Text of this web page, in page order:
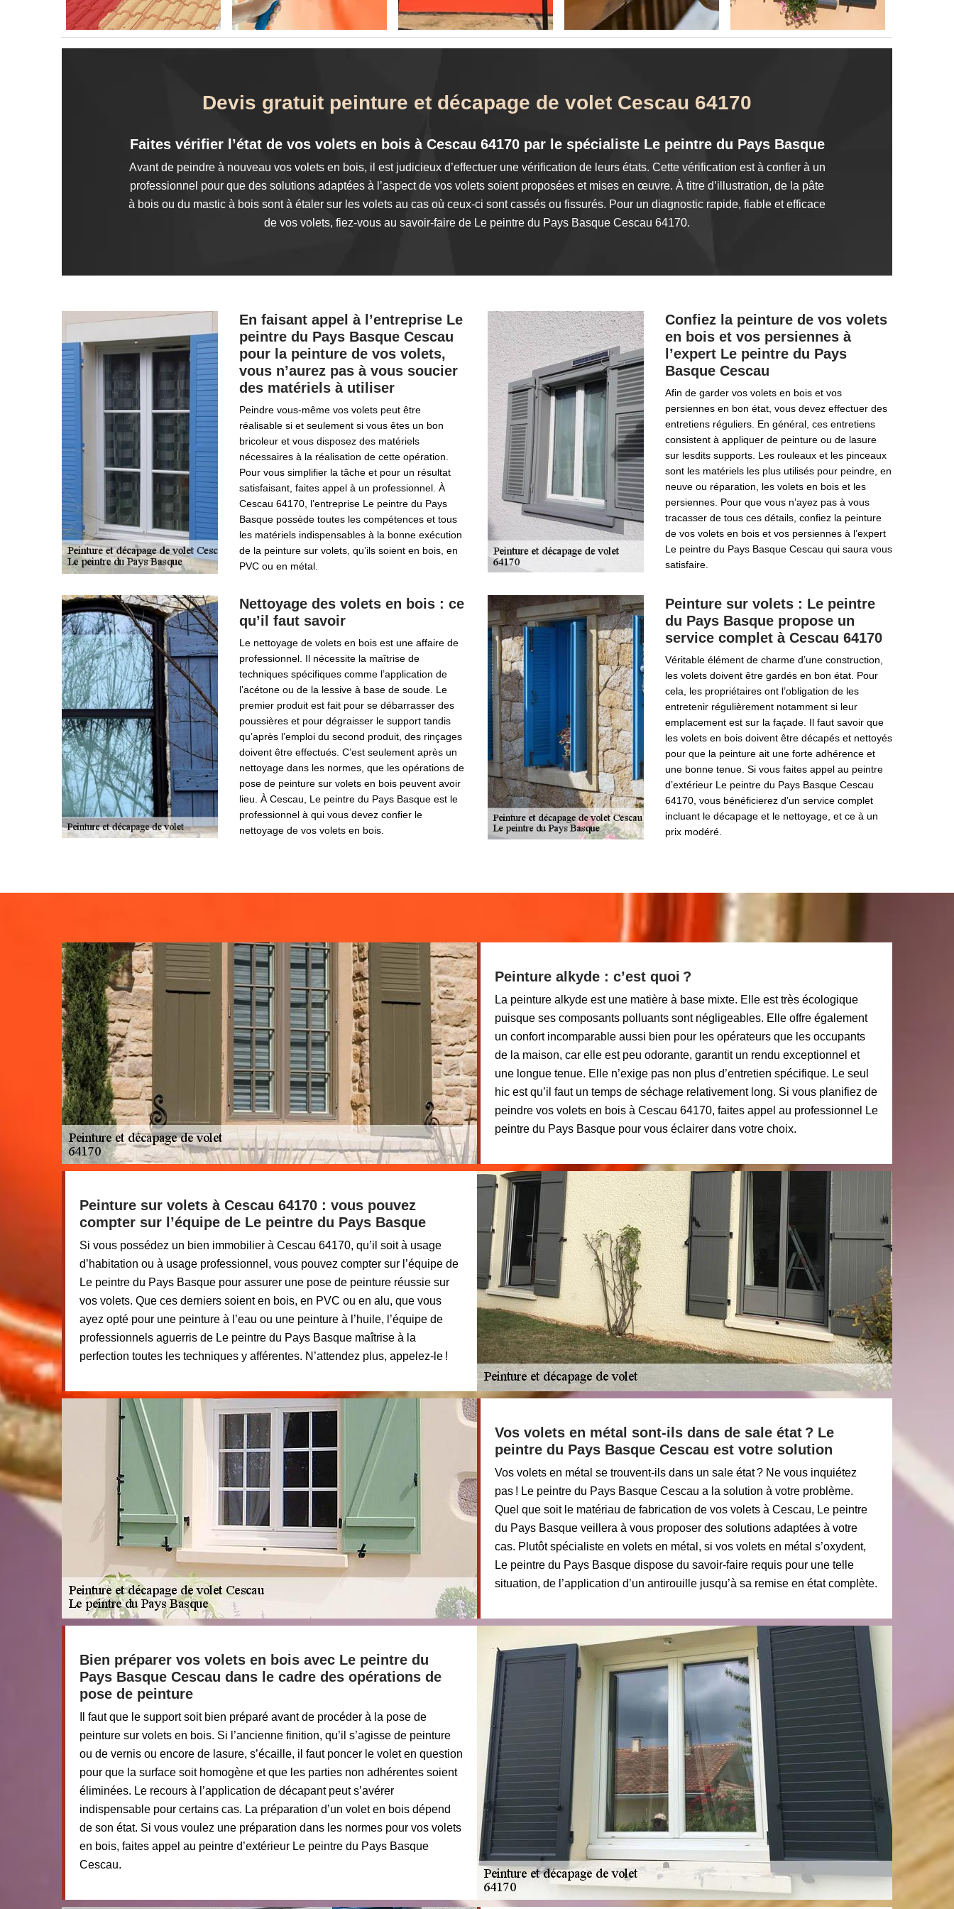
Devis gratuit peinture et décapage de volet Cescau 64170
Faites vérifier l’état de vos volets en bois à Cescau 64170 par le spécialiste Le peintre du Pays Basque
Avant de peindre à nouveau vos volets en bois, il est judicieux d’effectuer une vérification de leurs états. Cette vérification est à confier à un
professionnel pour que des solutions adaptées à l’aspect de vos volets soient proposées et mises en œuvre. À titre d’illustration, de la pâte
à bois ou du mastic à bois sont à étaler sur les volets au cas où ceux-ci sont cassés ou fissurés. Pour un diagnostic rapide, fiable et efficace
de vos volets, fiez-vous au savoir-faire de Le peintre du Pays Basque Cescau 64170.
En faisant appel à l’entreprise Le
peintre du Pays Basque Cescau
pour la peinture de vos volets,
vous n’aurez pas à vous soucier
des matériels à utiliser
Peindre vous-même vos volets peut être
réalisable si et seulement si vous êtes un bon
bricoleur et vous disposez des matériels
nécessaires à la réalisation de cette opération.
Pour vous simplifier la tâche et pour un résultat
satisfaisant, faites appel à un professionnel. À
Cescau 64170, l’entreprise Le peintre du Pays
Basque possède toutes les compétences et tous
les matériels indispensables à la bonne exécution
de la peinture sur volets, qu’ils soient en bois, en
PVC ou en métal.
Confiez la peinture de vos volets
en bois et vos persiennes à
l’expert Le peintre du Pays
Basque Cescau
Afin de garder vos volets en bois et vos
persiennes en bon état, vous devez effectuer des
entretiens réguliers. En général, ces entretiens
consistent à appliquer de peinture ou de lasure
sur lesdits supports. Les rouleaux et les pinceaux
sont les matériels les plus utilisés pour peindre, en
neuve ou réparation, les volets en bois et les
persiennes. Pour que vous n’ayez pas à vous
tracasser de tous ces détails, confiez la peinture
de vos volets en bois et vos persiennes à l’expert
Le peintre du Pays Basque Cescau qui saura vous
satisfaire.
Nettoyage des volets en bois : ce
qu’il faut savoir
Le nettoyage de volets en bois est une affaire de
professionnel. Il nécessite la maîtrise de
techniques spécifiques comme l’application de
l’acétone ou de la lessive à base de soude. Le
premier produit est fait pour se débarrasser des
poussières et pour dégraisser le support tandis
qu’après l’emploi du second produit, des rinçages
doivent être effectués. C’est seulement après un
nettoyage dans les normes, que les opérations de
pose de peinture sur volets en bois peuvent avoir
lieu. À Cescau, Le peintre du Pays Basque est le
professionnel à qui vous devez confier le
nettoyage de vos volets en bois.
Peinture sur volets : Le peintre
du Pays Basque propose un
service complet à Cescau 64170
Véritable élément de charme d’une construction,
les volets doivent être gardés en bon état. Pour
cela, les propriétaires ont l’obligation de les
entretenir régulièrement notamment si leur
emplacement est sur la façade. Il faut savoir que
les volets en bois doivent être décapés et nettoyés
pour que la peinture ait une forte adhérence et
une bonne tenue. Si vous faites appel au peintre
d’extérieur Le peintre du Pays Basque Cescau
64170, vous bénéficierez d’un service complet
incluant le décapage et le nettoyage, et ce à un
prix modéré.
Peinture alkyde : c’est quoi ?
La peinture alkyde est une matière à base mixte. Elle est très écologique
puisque ses composants polluants sont négligeables. Elle offre également
un confort incomparable aussi bien pour les opérateurs que les occupants
de la maison, car elle est peu odorante, garantit un rendu exceptionnel et
une longue tenue. Elle n’exige pas non plus d’entretien spécifique. Le seul
hic est qu’il faut un temps de séchage relativement long. Si vous planifiez de
peindre vos volets en bois à Cescau 64170, faites appel au professionnel Le
peintre du Pays Basque pour vous éclairer dans votre choix.
Peinture sur volets à Cescau 64170 : vous pouvez
compter sur l’équipe de Le peintre du Pays Basque
Si vous possédez un bien immobilier à Cescau 64170, qu’il soit à usage
d’habitation ou à usage professionnel, vous pouvez compter sur l’équipe de
Le peintre du Pays Basque pour assurer une pose de peinture réussie sur
vos volets. Que ces derniers soient en bois, en PVC ou en alu, que vous
ayez opté pour une peinture à l’eau ou une peinture à l’huile, l’équipe de
professionnels aguerris de Le peintre du Pays Basque maîtrise à la
perfection toutes les techniques y afférentes. N’attendez plus, appelez-le !
Vos volets en métal sont-ils dans de sale état ? Le
peintre du Pays Basque Cescau est votre solution
Vos volets en métal se trouvent-ils dans un sale état ? Ne vous inquiétez
pas ! Le peintre du Pays Basque Cescau a la solution à votre problème.
Quel que soit le matériau de fabrication de vos volets à Cescau, Le peintre
du Pays Basque veillera à vous proposer des solutions adaptées à votre
cas. Plutôt spécialiste en volets en métal, si vos volets en métal s’oxydent,
Le peintre du Pays Basque dispose du savoir-faire requis pour une telle
situation, de l’application d’un antirouille jusqu’à sa remise en état complète.
Bien préparer vos volets en bois avec Le peintre du
Pays Basque Cescau dans le cadre des opérations de
pose de peinture
Il faut que le support soit bien préparé avant de procéder à la pose de
peinture sur volets en bois. Si l’ancienne finition, qu’il s’agisse de peinture
ou de vernis ou encore de lasure, s’écaille, il faut poncer le volet en question
pour que la surface soit homogène et que les parties non adhérentes soient
éliminées. Le recours à l’application de décapant peut s’avérer
indispensable pour certains cas. La préparation d’un volet en bois dépend
de son état. Si vous voulez une préparation dans les normes pour vos volets
en bois, faites appel au peintre d’extérieur Le peintre du Pays Basque
Cescau.